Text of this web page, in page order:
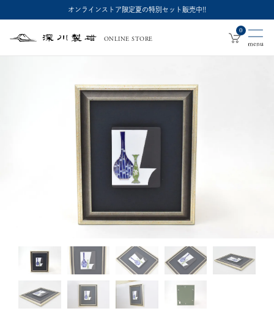
オンラインストア限定夏の特別セット販売中!!
深
ONLINE STORE
0